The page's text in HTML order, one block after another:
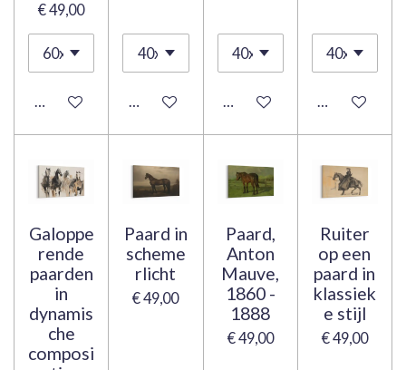
€ 49,00
Bekijk details Bekijk details Bekijk details Bekijk details
Galoppe
rende
paarden
in
dynamis
che
composi
Paard in
scheme
rlicht
€ 49,00
Paard,
Anton
Mauve,
1860 -
1888
€ 49,00
Ruiter
op een
paard in
klassiek
e stijl
€ 49,00